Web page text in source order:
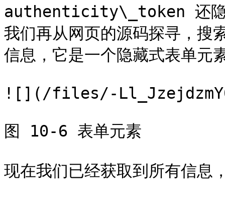
authenticity\_token 还隐藏
我们再从网页的源码探寻，搜
信息，它是一个隐藏式表单
![](/files/-
图 10-6 表单元素
现在我们已经获取到所有信息